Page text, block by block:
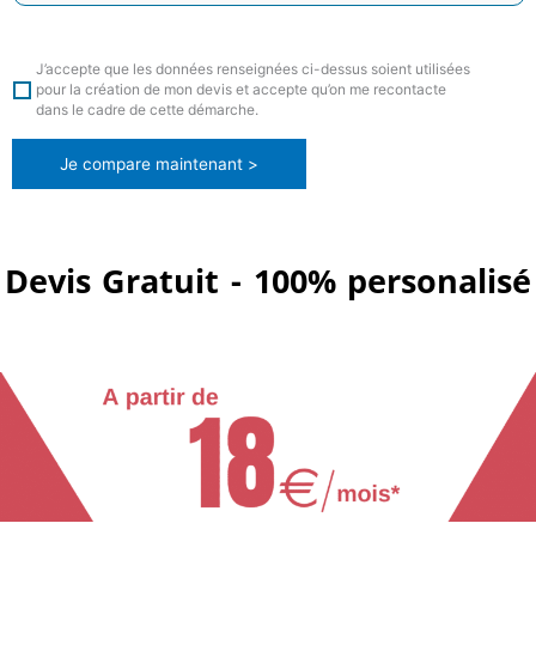
Devis Gratuit - 100% personalisé
J’accepte que les données renseignées ci-dessus soient utilisées
pour la création de mon devis et accepte qu’on me recontacte
dans le cadre de cette démarche.
Je compare maintenant >